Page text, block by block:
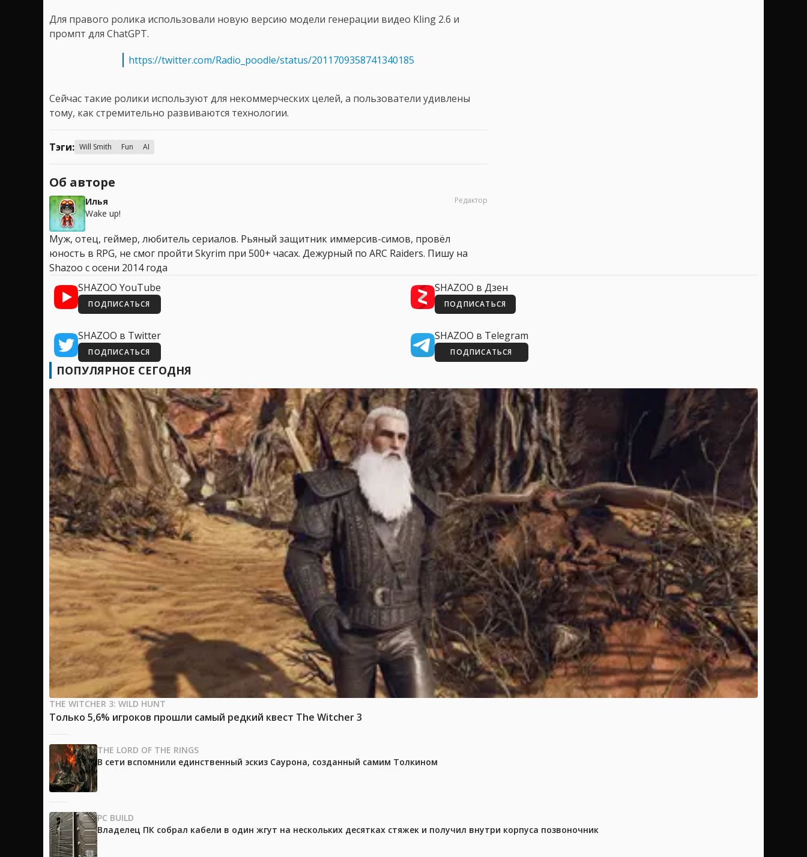
Для правого ролика использовали новую версию модели генерации видео Kling 2.6 и
промпт для ChatGPT.
https://twitter.com/Radio_poodle/status/2011709358741340185
Сейчас такие ролики используют для некоммерческих целей, а пользователи удивлены
тому, как стремительно развиваются технологии.
Тэги: Will Smith Fun AI
Об авторе
Илья
Wake up!
Редактор
Муж, отец, геймер, любитель сериалов. Рьяный защитник иммерсив-симов, провёл
юность в RPG, не смог пройти Skyrim при 500+ часах. Дежурный по ARC Raiders. Пишу на
Shazoo с осени 2014 года
SHAZOO YouTube
ПОДПИСАТЬСЯ
SHAZOO в Дзен
ПОДПИСАТЬСЯ
SHAZOO в Twitter
ПОДПИСАТЬСЯ
SHAZOO в Telegram
ПОДПИСАТЬСЯ
ПОПУЛЯРНОЕ СЕГОДНЯ
THE WITCHER 3: WILD HUNT
Только 5,6% игроков прошли самый редкий квест The Witcher 3
THE LORD OF THE RINGS
В сети вспомнили единственный эскиз Саурона, созданный самим Толкином
PC BUILD
Владелец ПК собрал кабели в один жгут на нескольких десятках стяжек и получил внутри корпуса позвоночник